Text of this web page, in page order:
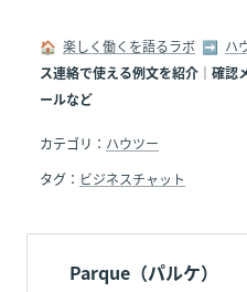
🏠 楽しく働くを語るラボ
  ➡
ハ
ス連絡で使える例文を紹介｜確認
ールなど
カテゴリ： ハウツー
タグ： ビジネスチャット
Parque（パルケ）